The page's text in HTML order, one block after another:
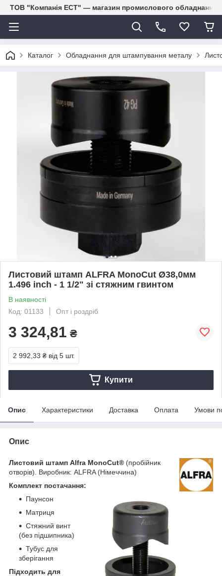
ТОВ "Компанія ЕСТ" — магазин промислового обладнання
Каталог Обладнання для штампування металу
Листовий штамп ALFRA MonoCut Ø38,0мм
1.496 inch - 1 1/2" зі стяжним гвинтом
В наявності
Код: 01133
Опт і роздріб
3 324,81 ₴
2 992,33 ₴ від 5 шт.
Купити
Опис Характеристики Доставка Оплата Умови
Опис
Листовий штамп Alfra MonoCut® (пробійник
отворів). Виробник: ALFRA (Німеччина)
Комплект постачання:
Паунсон
Матриця
Стяжний винт
(без підшипника)
Тубус для
зберігання
Підходить для